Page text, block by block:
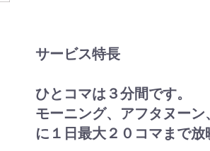
サービス特長
ひとコマは３分間です。
モーニング、アフタヌー
に１日最大２０コマまで放